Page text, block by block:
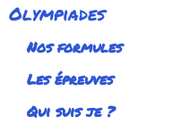
Olympiades
Nos formules
Les épreuves
Qui suis je ?